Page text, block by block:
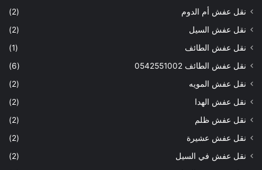
نقل عفش أم الدوم
(2)
نقل عفش السيل
(2)
نقل عفش الطائف
(1)
نقل عفش الطائف 0542551002
(6)
نقل عفش المويه
(2)
نقل عفش الهدا
(2)
نقل عفش ظلم
(2)
نقل عفش عشيرة
(2)
نقل عفش في السيل
(2)